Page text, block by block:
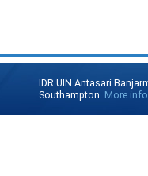
IDR UIN Antasari
Southampton. More